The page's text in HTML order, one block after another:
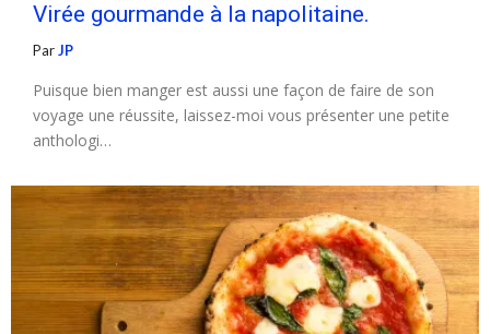
Virée gourmande à la napolitaine.
ParJP
Puisque bien manger est aussi une façon de faire de son
voyage une réussite, laissez-moi vous présenter une petite
anthologi…